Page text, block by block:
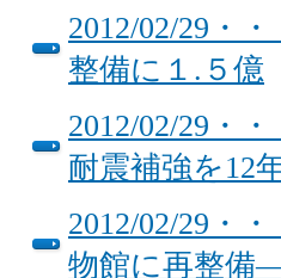
2012/02/29・
整備に１.５億
2012/02/29・
耐震補強を12
2012/02/29・
物館に再整備